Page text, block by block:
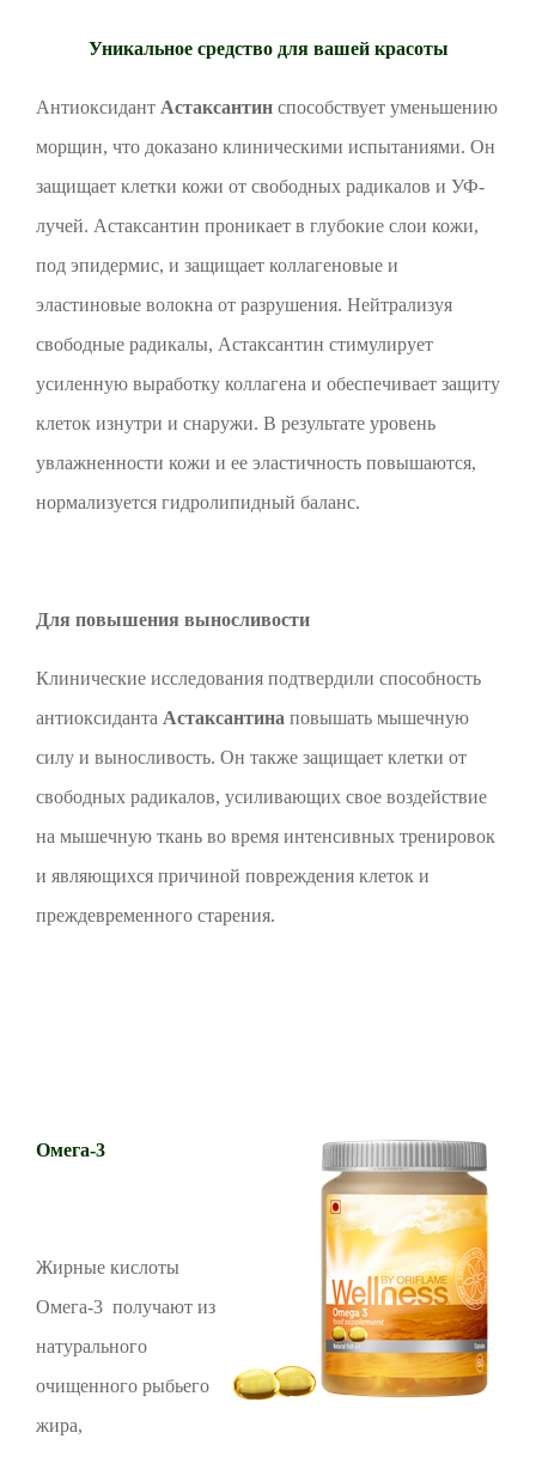
Уникальное средство для вашей красоты
Антиоксидант Астаксантин способствует уменьшению
морщин, что доказано клиническими испытаниями. Он
защищает клетки кожи от свободных радикалов и УФ-
лучей. Астаксантин проникает в глубокие слои кожи,
под эпидермис, и защищает коллагеновые и
эластиновые волокна от разрушения. Нейтрализуя
свободные радикалы, Астаксантин стимулирует
усиленную выработку коллагена и обеспечивает защиту
клеток изнутри и снаружи. В результате уровень
увлажненности кожи и ее эластичность повышаются,
нормализуется гидролипидный баланс.
Для повышения выносливости
Клинические исследования подтвердили способность
антиоксиданта Астаксантина повышать мышечную
силу и выносливость. Он также защищает клетки от
свободных радикалов, усиливающих свое воздействие
на мышечную ткань во время интенсивных тренировок
и являющихся причиной повреждения клеток и
преждевременного старения.
Омега-3
Жирные кислоты
Омега-3 получают из
натурального
очищенного рыбьего
жира,